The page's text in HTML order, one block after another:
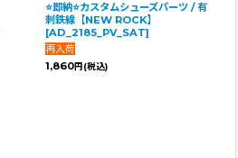
⭐即納⭐カスタムシューズパーツ / 有
刺鉄線【NEW ROCK】
[AD_2185_PV_SAT]
1,860円 (税込)